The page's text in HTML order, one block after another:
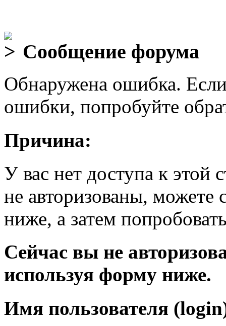
Сообщение форума
Обнаружена ошибка.
ошибки, попробуйте
Причина:
У вас нет доступа к
не авторизованы, можете
ниже, а затем
Сейчас вы не
используя форму ниже.
Имя пользователя